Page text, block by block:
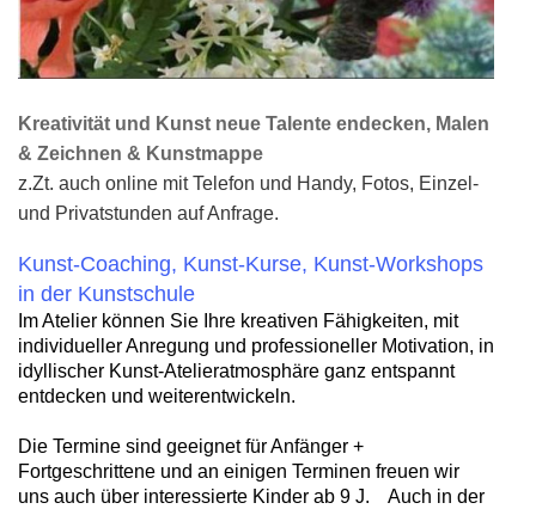
Kreativität und Kunst neue Talente endecken, Malen
& Zeichnen & Kunstmappe
z.Zt. auch online mit Telefon und Handy, Fotos, Einzel-
und Privatstunden auf Anfrage.
Kunst-Coaching, Kunst-Kurse, Kunst-Workshops
in der Kunstschule
Im Atelier können Sie Ihre kreativen Fähigkeiten, mit
individueller Anregung und professioneller Motivation, in
idyllischer Kunst-Atelieratmosphäre ganz entspannt
entdecken und weiterentwickeln.
Die Termine sind geeignet für Anfänger +
Fortgeschrittene und an einigen Terminen freuen wir
uns auch über interessierte Kinder ab 9 J. Auch in der